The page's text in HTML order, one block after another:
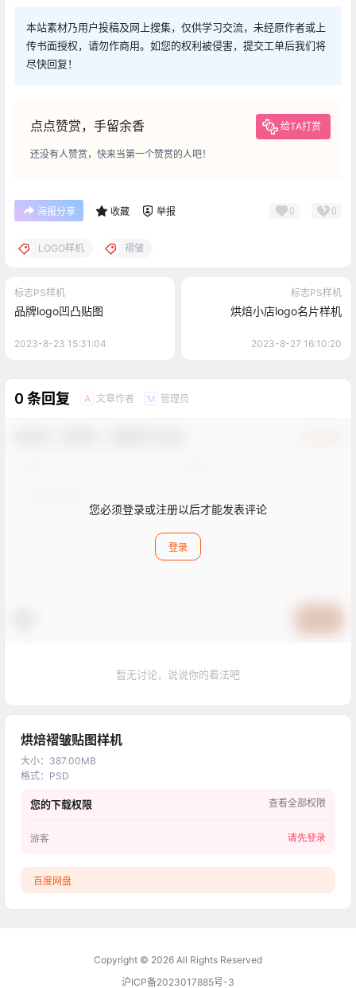
本站素材乃用户投稿及网上搜集，仅供学习交流，未经原作者或上
传书面授权，请勿作商用。如您的权利被侵害，提交工单后我们将
尽快回复！
点点赞赏，手留余香 给TA打赏
还没有人赞赏，快来当第一个赞赏的人吧！
海报分享 收藏 举报 0 0
LOGO样机 褶皱
标志PS样机
品牌logo凹凸贴图
2023-8-23 15:31:04
标志PS样机
烘焙小店logo名片样机
2023-8-27 16:10:20
0 条回复 A 文章作者 M 管理员
您必须登录或注册以后才能发表评论
登录
暂无讨论，说说你的看法吧
烘焙褶皱贴图样机
大小： 387.00MB
格式： PSD
您的下载权限 查看全部权限
游客 请先登录
百度网盘
Copyright © 2026 All Rights Reserved
沪ICP备2023017885号-3